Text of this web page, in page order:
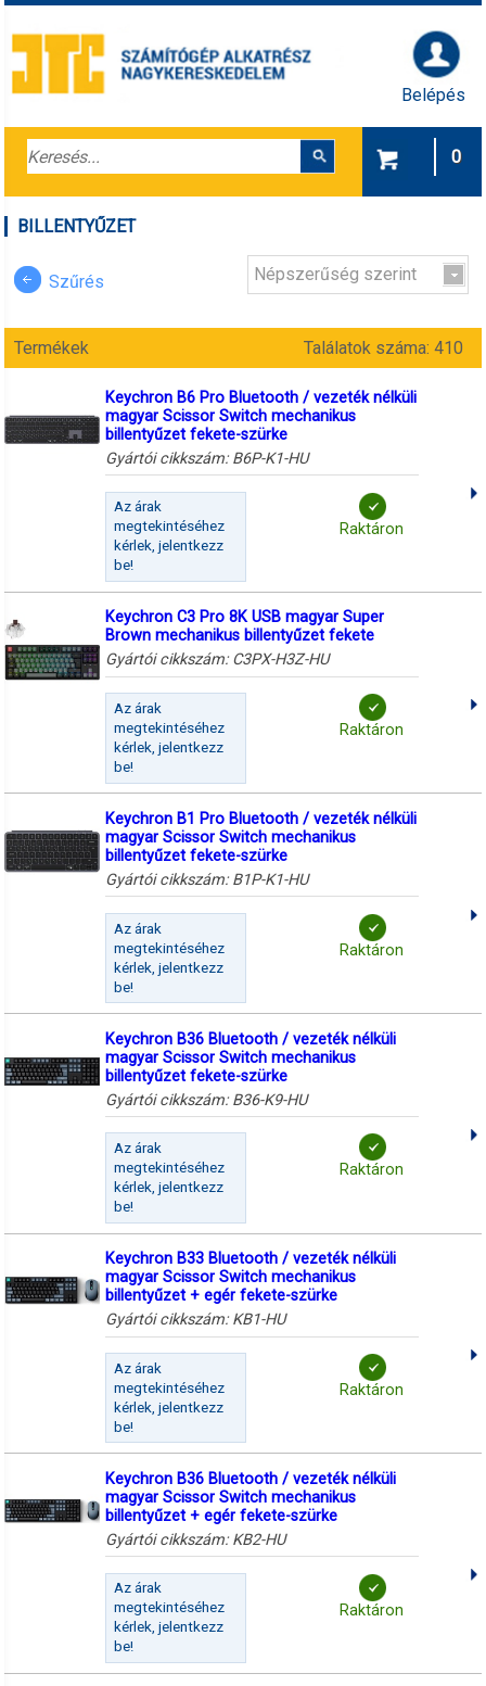
Belépés
0
BILLENTYŰZET
Szűrés Népszerűség szerint
Termékek Találatok száma: 410
Keychron B6 Pro Bluetooth / vezeték nélküli
magyar Scissor Switch mechanikus
billentyűzet fekete-szürke
Gyártói cikkszám: B6P-K1-HU
Az árak
megtekintéséhez
kérlek, jelentkezz
be!
Raktáron
Keychron C3 Pro 8K USB magyar Super
Brown mechanikus billentyűzet fekete
Gyártói cikkszám: C3PX-H3Z-HU
Az árak
megtekintéséhez
kérlek, jelentkezz
be!
Raktáron
Keychron B1 Pro Bluetooth / vezeték nélküli
magyar Scissor Switch mechanikus
billentyűzet fekete-szürke
Gyártói cikkszám: B1P-K1-HU
Az árak
megtekintéséhez
kérlek, jelentkezz
be!
Raktáron
Keychron B36 Bluetooth / vezeték nélküli
magyar Scissor Switch mechanikus
billentyűzet fekete-szürke
Gyártói cikkszám: B36-K9-HU
Az árak
megtekintéséhez
kérlek, jelentkezz
be!
Raktáron
Keychron B33 Bluetooth / vezeték nélküli
magyar Scissor Switch mechanikus
billentyűzet + egér fekete-szürke
Gyártói cikkszám: KB1-HU
Az árak
megtekintéséhez
kérlek, jelentkezz
be!
Raktáron
Keychron B36 Bluetooth / vezeték nélküli
magyar Scissor Switch mechanikus
billentyűzet + egér fekete-szürke
Gyártói cikkszám: KB2-HU
Az árak
megtekintéséhez
kérlek, jelentkezz
be!
Raktáron